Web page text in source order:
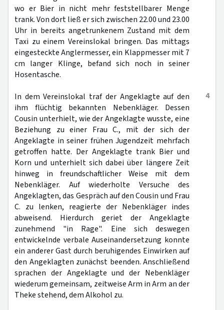
wo er Bier in nicht mehr feststellbarer Menge
trank. Von dort ließ er sich zwischen 22.00 und 23.00
Uhr in bereits angetrunkenem Zustand mit dem
Taxi zu einem Vereinslokal bringen. Das mittags
eingesteckte Anglermesser, ein Klappmesser mit 7
cm langer Klinge, befand sich noch in seiner
Hosentasche.
4
In dem Vereinslokal traf der Angeklagte auf den
ihm flüchtig bekannten Nebenkläger. Dessen
Cousin unterhielt, wie der Angeklagte wusste, eine
Beziehung zu einer Frau C., mit der sich der
Angeklagte in seiner frühen Jugendzeit mehrfach
getroffen hatte. Der Angeklagte trank Bier und
Korn und unterhielt sich dabei über längere Zeit
hinweg in freundschaftlicher Weise mit dem
Nebenkläger. Auf wiederholte Versuche des
Angeklagten, das Gespräch auf den Cousin und Frau
C. zu lenken, reagierte der Nebenkläger indes
abweisend. Hierdurch geriet der Angeklagte
zunehmend "in Rage". Eine sich deswegen
entwickelnde verbale Auseinandersetzung konnte
ein anderer Gast durch beruhigendes Einwirken auf
den Angeklagten zunächst beenden. Anschließend
sprachen der Angeklagte und der Nebenkläger
wiederum gemeinsam, zeitweise Arm in Arm an der
Theke stehend, dem Alkohol zu.